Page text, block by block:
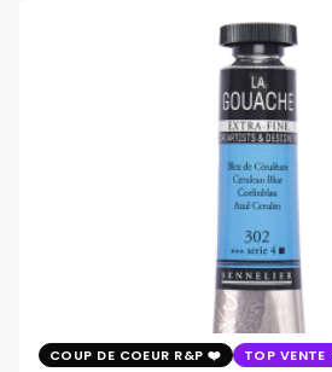
COUP DE COEUR R&P TOP VENTE